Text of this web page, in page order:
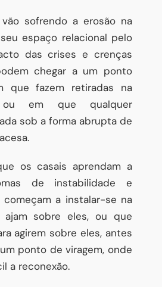
sofrendo a erosão na
espaço relacional pelo
das crises e crenças
chegar a um ponto
que fazem retiradas na
ou em que qualquer
sob a forma abrupta de
os casais aprendam a
de instabilidade e
a instalar-se na
ajam sobre eles, ou que
agirem sobre eles, antes
ponto de viragem, onde
a reconexão.